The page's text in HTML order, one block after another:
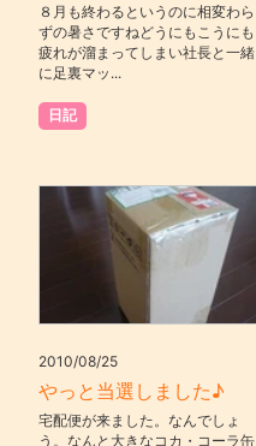
８月も終わるというのに相変わら
ずの暑さですねどうにもこうにも
疲れが溜まってしまい社長と一緒
に足裏マッ...
日記
2010/08/25
やっと当選しました♪
宅配便が来ました。なんでしょ
う。なんと大きなコカ・コーラ缶